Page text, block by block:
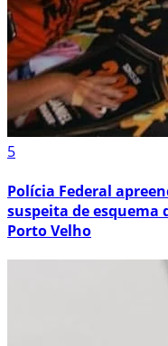
5
Polícia Federal
suspeita de esquema
Porto Velho